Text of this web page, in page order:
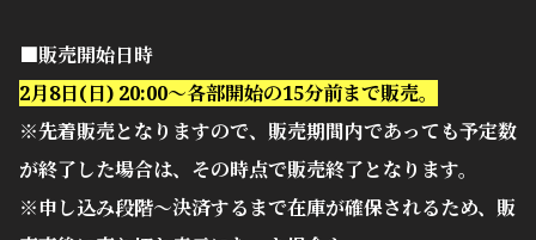
■販売開始日時
2月8日(日) 20:00〜各部開始の15分前まで販売。
※先着販売となりますので、販売期間内であっても予定数
が終了した場合は、その時点で販売終了となります。
※申し込み段階〜決済するまで在庫が確保されるため、販